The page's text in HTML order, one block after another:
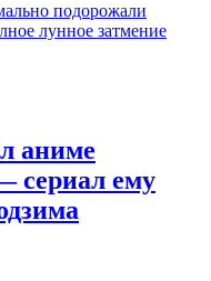
подорожали
лунное затмение
аниме
сериал ему